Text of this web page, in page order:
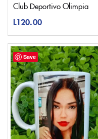
Club Deportivo Olimpia
L120.00
Save